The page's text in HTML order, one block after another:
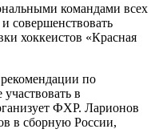
командами всех
совершенствовать
хоккеистов «Красная
по
в
ФХР. Ларионов
в сборную России,